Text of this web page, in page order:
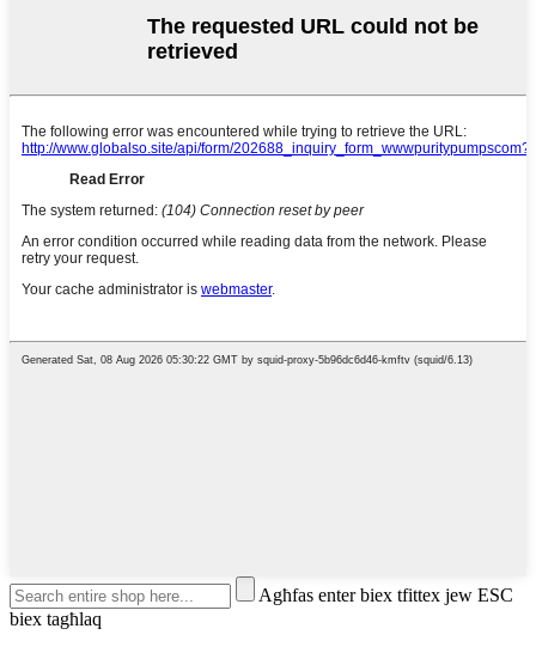
Agħfas enter biex tfittex jew ESC
biex tagħlaq